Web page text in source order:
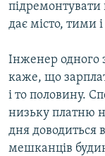
дає місто, тими
Інженер одного
каже, що
і то половину.
низьку платню
дня доводиться
мешканців